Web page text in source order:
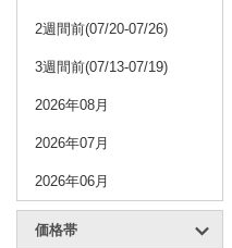
2週間前(07/20-07/26)
3週間前(07/13-07/19)
2026年08月
2026年07月
2026年06月
価格帯